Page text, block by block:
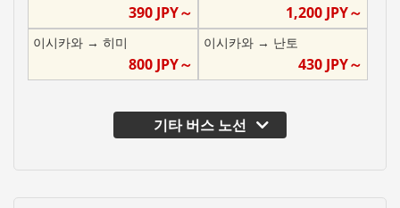
390JPY～ 1,200 JPY～
이시카와 → 히미
800JPY～
이시카와→ 난토
430 JPY～
기타 버스 노선